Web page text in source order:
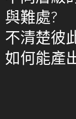
與難處?
不清楚彼
如何能產